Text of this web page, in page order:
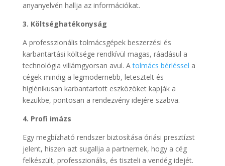
anyanyelvén hallja az információkat.
3. Költséghatékonyság
A professzionális tolmácsgépek beszerzési és
karbantartási költsége rendkívül magas, ráadásul a
technológia villámgyorsan avul. Atolmács bérléssel a
cégek mindig a legmodernebb, letesztelt és
higiénikusan karbantartott eszközöket kapják a
kezükbe, pontosan a rendezvény idejére szabva.
4. Profi imázs
Egy megbízható rendszer biztosítása óriási presztízst
jelent, hiszen azt sugallja a partnernek, hogy a cég
felkészült, professzionális, és tiszteli a vendég idejét.